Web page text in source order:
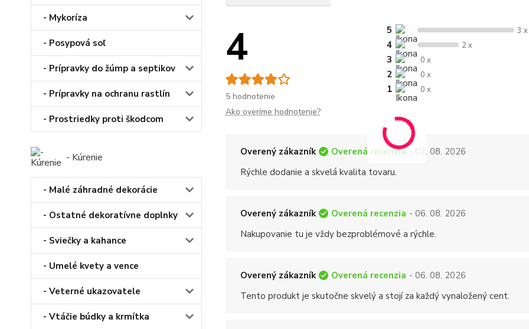
- Mykoríza
- Posypová soľ
- Prípravky do žúmp a septikov
- Prípravky na ochranu rastlín
- Prostriedky proti škodcom
- Kúrenie
- Malé záhradné dekorácie
- Ostatné dekoratívne doplnky
- Sviečky a kahance
- Umelé kvety a vence
- Veterné ukazovatele
- Vtáčie búdky a krmítka
4
5 hodnotenie
5 3 x
4 2 x
3 0 x
2 0 x
1 0 x
Ako overíme hodnotenie?
Overený zákazník Overená recenzia - 07. 08. 2026
Rýchle dodanie a skvelá kvalita tovaru.
Overený zákazník Overená recenzia - 06. 08. 2026
Nakupovanie tu je vždy bezproblémové a rýchle.
Overený zákazník Overená recenzia - 06. 08. 2026
Tento produkt je skutočne skvelý a stojí za každý vynaložený cent.